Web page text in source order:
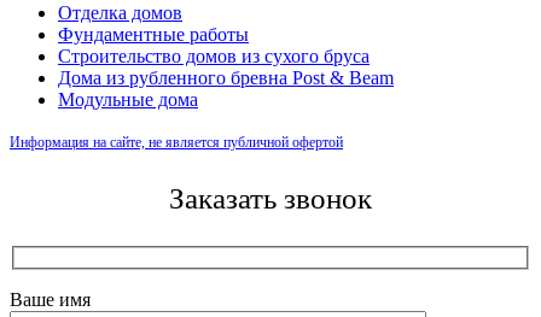
Отделка домов
Фундаментные работы
Строительство домов из сухого бруса
Дома из рубленного бревна Post & Beam
Модульные дома
Информация на сайте, не является публичной офертой
Заказать звонок
Ваше имя